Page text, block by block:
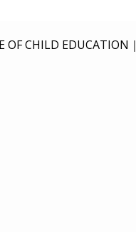
CHILD EDUCATION｜